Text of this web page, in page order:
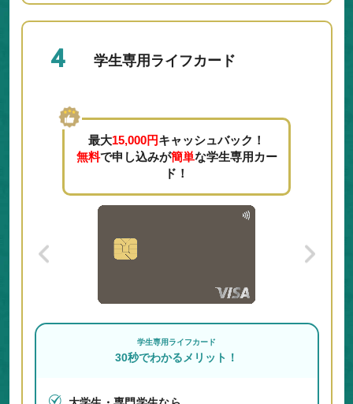
4 学生専用ライフカード
最大15,000円キャッシュバック！
無料で申し込みが簡単な学生専用カー
ド！
学生専用ライフカード
30秒でわかるメリット！